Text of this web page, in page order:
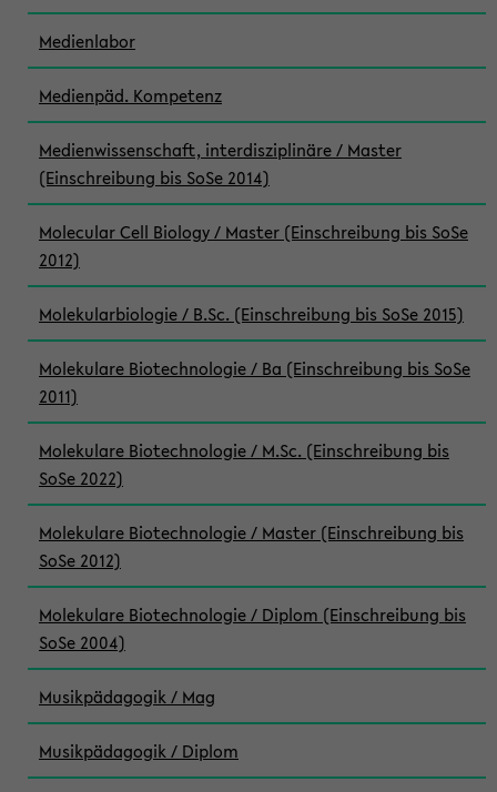
Medienlabor
Medienpäd. Kompetenz
Medienwissenschaft, interdisziplinäre / Master
(Einschreibung bis SoSe 2014)
Molecular Cell Biology / Master (Einschreibung bis SoSe
2012)
Molekularbiologie / B.Sc. (Einschreibung bis SoSe 2015)
Molekulare Biotechnologie / Ba (Einschreibung bis SoSe
2011)
Molekulare Biotechnologie / M.Sc. (Einschreibung bis
SoSe 2022)
Molekulare Biotechnologie / Master (Einschreibung bis
SoSe 2012)
Molekulare Biotechnologie / Diplom (Einschreibung bis
SoSe 2004)
Musikpädagogik / Mag
Musikpädagogik / Diplom